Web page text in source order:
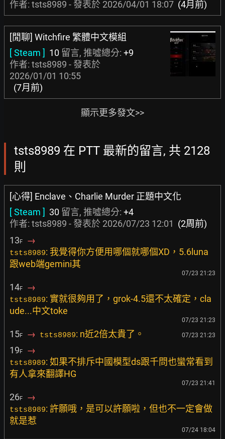
作者: tsts8989 - 發表於 2026/04/01 18:07 (4月前)
[閒聊] Witchfire 繁體中文模組
[ Steam ] 10 留言, 推噓總分: +9
作者: tsts8989 - 發表於
2026/01/01 10:55
(7月前)
顯示更多發文>>
tsts8989 在 PTT 最新的留言, 共 2128
則
[心得] Enclave、Charlie Murder 正題中文化
[ Steam ] 30 留言, 推噓總分: +4
作者: tsts8989 - 發表於 2026/07/23 12:01 (2周前)
13F →
tsts8989: 我覺得你方便用哪個就哪個XD，5.6luna
跟web端gemini其
07/23 21:23
14F →
tsts8989: 實就很夠用了，grok-4.5還不太確定，cla
ude...中文toke
07/23 21:23
15F → tsts8989: n近2倍太貴了。 07/23 21:23
19F →
tsts8989: 如果不排斥中國模型ds跟千問也蠻常看到
有人拿來翻譯HG
07/23 21:41
26F →
tsts8989: 許願哦，是可以許願啦，但也不一定會做
就是惹
07/24 18:04